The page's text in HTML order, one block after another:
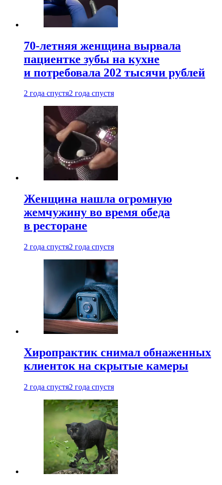
70-летняя женщина вырвала
пациентке зубы на кухне
и потребовала 202 тысячи рублей
2 года спустя2 года спустя
Женщина нашла огромную
жемчужину во время обеда
в ресторане
2 года спустя2 года спустя
Хиропрактик снимал обнаженных
клиенток на скрытые камеры
2 года спустя2 года спустя